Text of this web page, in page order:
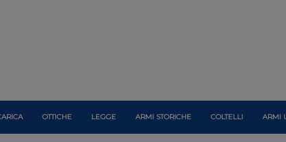
OTTICHE LEGGE ARMI STORICHE COLTELLI ARMI